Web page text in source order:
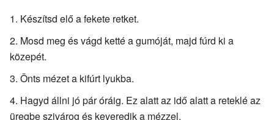
Készítsd elő a fekete retket.
Mosd meg és vágd ketté a gumóját, majd fúrd ki a
közepét.
Önts mézet a kifúrt lyukba.
Hagyd állni jó pár óráig. Ez alatt az idő alatt a reteklé az
üregbe szivárog és keveredik a mézzel.